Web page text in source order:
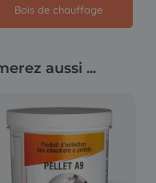
Bois de chauffage
aussi ...